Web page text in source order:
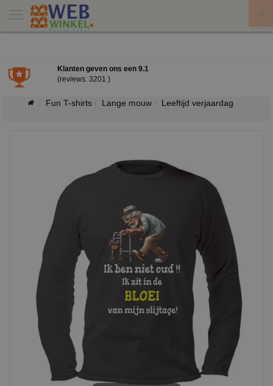
Klanten geven ons een 9.1
(reviews: 3201 )
Fun T-shirts Lange mouw Leeftijd verjaardag